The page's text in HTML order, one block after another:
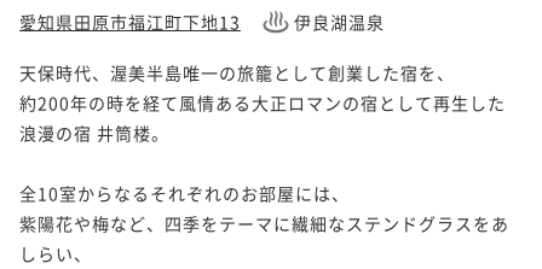
愛知県田原市福江町下地13 伊良湖温泉
天保時代、渥美半島唯一の旅籠として創業した宿を、
約200年の時を経て風情ある大正ロマンの宿として再生した
浪漫の宿 井筒楼。
全10室からなるそれぞれのお部屋には、
紫陽花や梅など、四季をテーマに繊細なステンドグラスをあ
しらい、